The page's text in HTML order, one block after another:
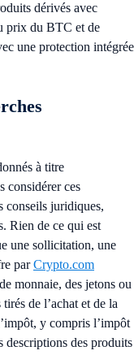
dérivés avec
prix du BTC et de
une protection intégrée
à titre
considérer ces
conseils juridiques,
Rien de ce qui est
une sollicitation, une
parCrypto.com
monnaie, des jetons ou
de l’achat et de la
y compris l’impôt
descriptions des produits